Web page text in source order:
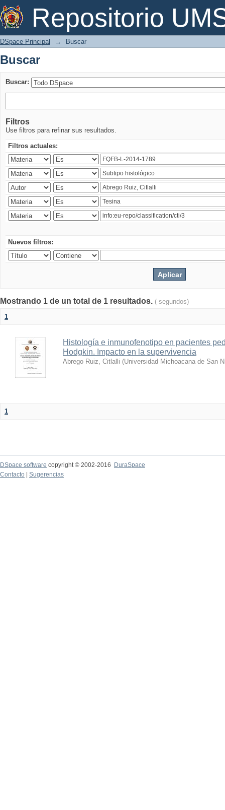
Repositorio
Buscar
DSpace Principal → Buscar
Buscar
Buscar:
Filtros
Use filtros para refinar sus resultados.
Filtros actuales:
Nuevos filtros:
Mostrando 1 de un total de 1 resultados. ( segundos)
1
Histología e inmunofenotipo en pacientes
Hodgkin. Impacto en la supervivencia
Abrego Ruiz, Citlalli (Universidad Michoacana de San
1
DSpace software copyright © 2002-2016
DuraSpace
Contacto
Sugerencias